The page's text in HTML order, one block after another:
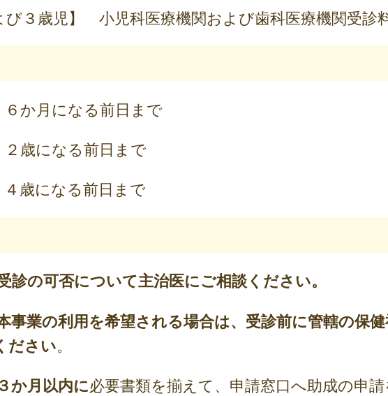
び３歳児】 小児科医療機関および歯科医療機関受診
月になる前日まで
歳になる前日まで
になる前日まで
診の可否について主治医にご相談ください。
事業の利用を希望される場合は、受診前に管轄の保
ださい。
３か月以内に必要書類を揃えて、申請窓口へ助成の申